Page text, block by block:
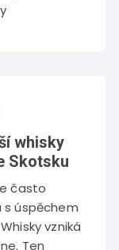
whisky
Skotsku
často
s úspěchem
vzniká
Ten